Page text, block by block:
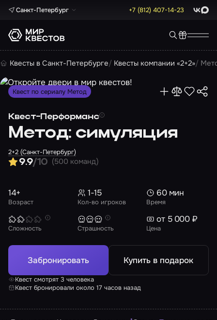
Санкт-Петербург +7 (812) 407-14-23 Max
Квесты в Санкт-Петербурге Квесты компании «2+2»
Квест по сериалу Метод
Квест-Перформанс
Метод: симуляция
2+2 (Санкт-Петербург)
9.9/10 (500 команд)
Возраст
14+
Кол-во игроков
1-15
Время
60 мин
Сложность Страшность Цена
от 5 000 ₽
Забронировать Купить в подарок
Квест смотрят 3 человека
Квест бронировали около 17 часов назад